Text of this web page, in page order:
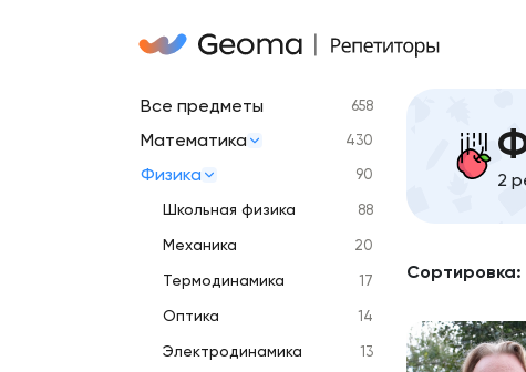
Все предметы 658
Математика 430
Физика 90
Школьная физика 88
Механика 20
Термодинамика 17
Оптика 14
Электродинамика 13
2
Сортировка: